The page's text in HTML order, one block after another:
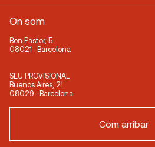
On som
Bon Pastor, 5
08021 · Barcelona
SEU PROVISIONAL
Buenos Aires, 21
08029 · Barcelona
Com arribar